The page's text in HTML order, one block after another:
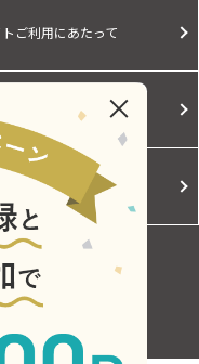
ご利用にあたって
用規約
All Rights Reserved.